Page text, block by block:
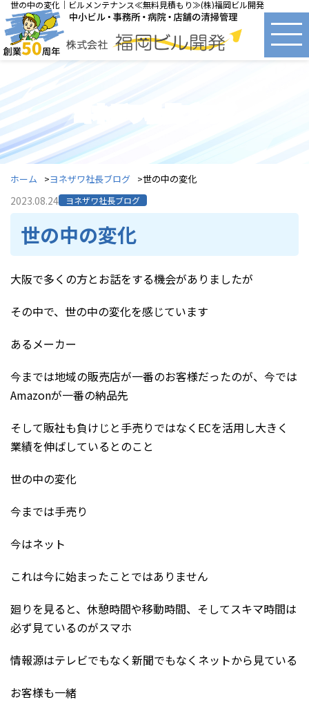
世の中の変化｜ビルメンテナンス≪無料見積もり≫(株)福岡ビル開発
ヨネザワ社長ブログ
ホーム ヨネザワ社長ブログ 世の中の変化
2023.08.24 ヨネザワ社長ブログ
世の中の変化
大阪で多くの方とお話をする機会がありましたが
その中で、世の中の変化を感じています
あるメーカー
今までは地域の販売店が一番のお客様だったのが、今では
Amazonが一番の納品先
そして販社も負けじと手売りではなくECを活用し大きく
業績を伸ばしているとのこと
世の中の変化
今までは手売り
今はネット
これは今に始まったことではありません
廻りを見ると、休憩時間や移動時間、そしてスキマ時間は
必ず見ているのがスマホ
情報源はテレビでもなく新聞でもなくネットから見ている
お客様も一緒